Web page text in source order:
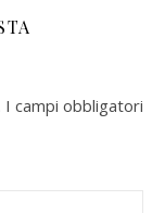
I campi obbligatori